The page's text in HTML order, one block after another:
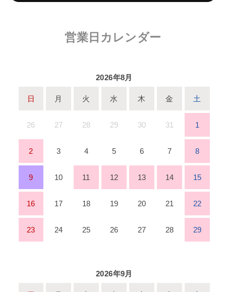
営業日カレンダー
2026年8月
日 月 火 水 木 金 土
26 27 28 29 30 31 1
2 3 4 5 6 7 8
9 10 11 12 13 14 15
16 17 18 19 20 21 22
23 24 25 26 27 28 29
2026年9月